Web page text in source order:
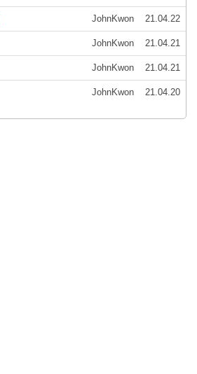
JohnKwon 21.04.22
JohnKwon 21.04.21
JohnKwon 21.04.21
JohnKwon 21.04.20